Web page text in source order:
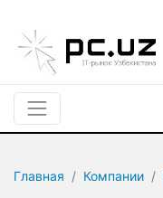
Главная Компании